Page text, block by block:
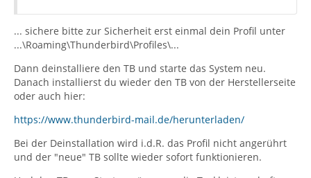
... sichere bitte zur Sicherheit erst einmal dein Profil unter
...\Roaming\Thunderbird\Profiles\...
Dann deinstalliere den TB und starte das System neu.
Danach installierst du wieder den TB von der Herstellerseite
oder auch hier:
https://www.thunderbird-mail.de/herunterladen/
Bei der Deinstallation wird i.d.R. das Profil nicht angerührt
und der "neue" TB sollte wieder sofort funktionieren.